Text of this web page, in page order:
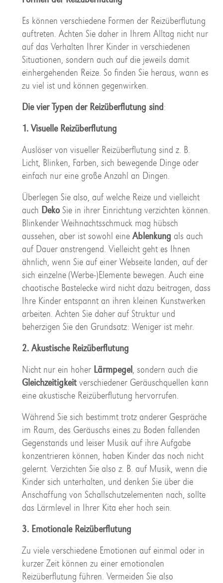
Es können verschiedene Formen der Reizüberflutung
auftreten. Achten Sie daher in Ihrem Alltag nicht nur
auf das Verhalten Ihrer Kinder in verschiedenen
Situationen, sondern auch auf die jeweils damit
einhergehenden Reize. So finden Sie heraus, wann es
zu viel ist und können gegenwirken.
Die vier Typen der Reizüberflutung sind:
1. Visuelle Reizüberflutung
Auslöser von visueller Reizüberflutung sind z. B.
Licht, Blinken, Farben, sich bewegende Dinge oder
einfach nur eine große Anzahl an Dingen.
Überlegen Sie also, auf welche Reize und vielleicht
auch DekoSie in ihrer Einrichtung verzichten können.
Blinkender Weihnachtsschmuck mag hübsch
aussehen, aber ist sowohl eine Ablenkung als auch
auf Dauer anstrengend. Vielleicht geht es Ihnen
ähnlich, wenn Sie auf einer Webseite landen, auf der
sich einzelne (Werbe-)Elemente bewegen. Auch eine
chaotische Bastelecke wird nicht dazu beitragen, dass
Ihre Kinder entspannt an ihren kleinen Kunstwerken
arbeiten. Achten Sie daher auf Struktur und
beherzigen Sie den Grundsatz: Weniger ist mehr.
2. Akustische Reizüberflutung
Nicht nur ein hoher Lärmpegel, sondern auch die
Gleichzeitigkeitverschiedener Geräuschquellen kann
eine akustische Reizüberflutung hervorrufen.
Während Sie sich bestimmt trotz anderer Gespräche
im Raum, des Geräuschs eines zu Boden fallenden
Gegenstands und leiser Musik auf ihre Aufgabe
konzentrieren können, haben Kinder das noch nicht
gelernt. Verzichten Sie also z. B. auf Musik, wenn die
Kinder sich unterhalten, und denken Sie über die
Anschaffung von Schallschutzelementen nach, sollte
das Lärmlevel in Ihrer Kita eher hoch sein.
3. Emotionale Reizüberflutung
Zu viele verschiedene Emotionen auf einmal oder in
kurzer Zeit können zu einer emotionalen
Reizüberflutung führen. Vermeiden Sie also